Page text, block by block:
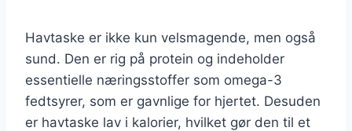
Havtaske er ikke kun velsmagende, men også
sund. Den er rig på protein og indeholder
essentielle næringsstoffer som omega-3
fedtsyrer, som er gavnlige for hjertet. Desuden
er havtaske lav i kalorier, hvilket gør den til et